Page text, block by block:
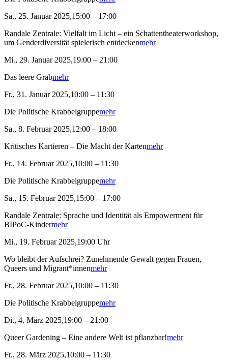
Sa., 25. Januar 2025,15:00 – 17:00
Randale Zentrale: Vielfalt im Licht – ein Schattentheaterworkshop,
um Genderdiversität spielerisch entdeckenmehr
Mi., 29. Januar 2025,19:00 – 21:00
Das leere Grabmehr
Fr., 31. Januar 2025,10:00 – 11:30
Die Politische Krabbelgruppemehr
Sa., 8. Februar 2025,12:00 – 18:00
Kritisches Kartieren – Die Macht der Kartenmehr
Fr., 14. Februar 2025,10:00 – 11:30
Die Politische Krabbelgruppemehr
Sa., 15. Februar 2025,15:00 – 17:00
Randale Zentrale: Sprache und Identität als Empowerment für
BIPoC-Kindermehr
Mi., 19. Februar 2025,19:00 Uhr
Wo bleibt der Aufschrei? Zunehmende Gewalt gegen Frauen,
Queers und Migrant*innenmehr
Fr., 28. Februar 2025,10:00 – 11:30
Die Politische Krabbelgruppemehr
Di., 4. März 2025,19:00 – 21:00
Queer Gardening – Eine andere Welt ist pflanzbar!mehr
Fr., 28. März 2025,10:00 – 11:30